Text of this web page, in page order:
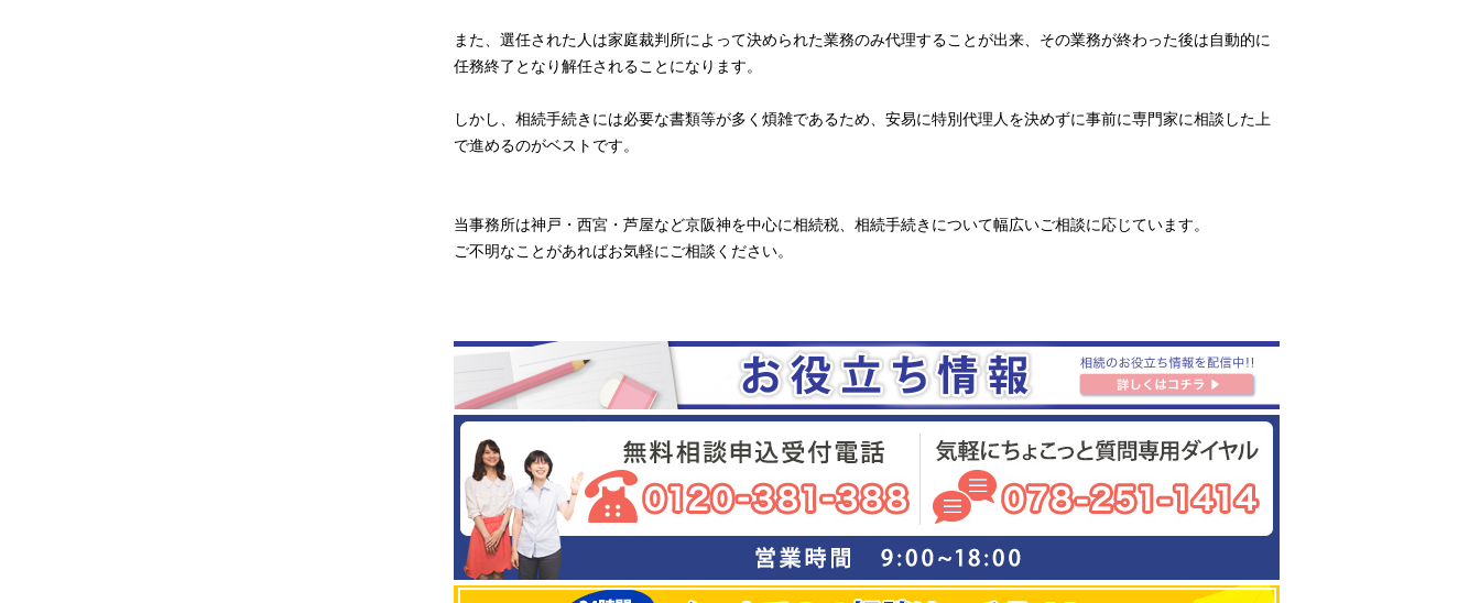
また、選任された人は家庭裁判所によって決められた業務のみ代理することが出来、その業務が終わった後は自動的に
任務終了となり解任されることになります。
しかし、相続手続きには必要な書類等が多く煩雑であるため、安易に特別代理人を決めずに事前に専門家に相談した上
で進めるのがベストです。
当事務所は神戸・西宮・芦屋など京阪神を中心に相続税、相続手続きについて幅広いご相談に応じています。
ご不明なことがあればお気軽にご相談ください。